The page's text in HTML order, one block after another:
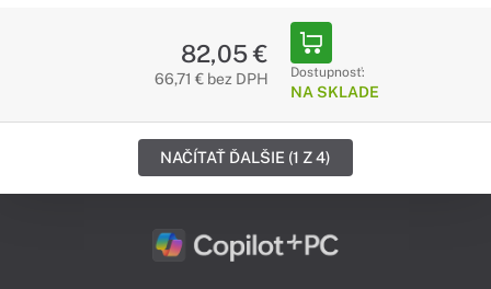
82,05 €
66,71 € bez DPH Dostupnosť:
NA SKLADE
NAČÍTAŤ ĎALŠIE (1 Z 4)